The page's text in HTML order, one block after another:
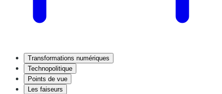
Transformations numériques
Technopolitique
Points de vue
Les faiseurs